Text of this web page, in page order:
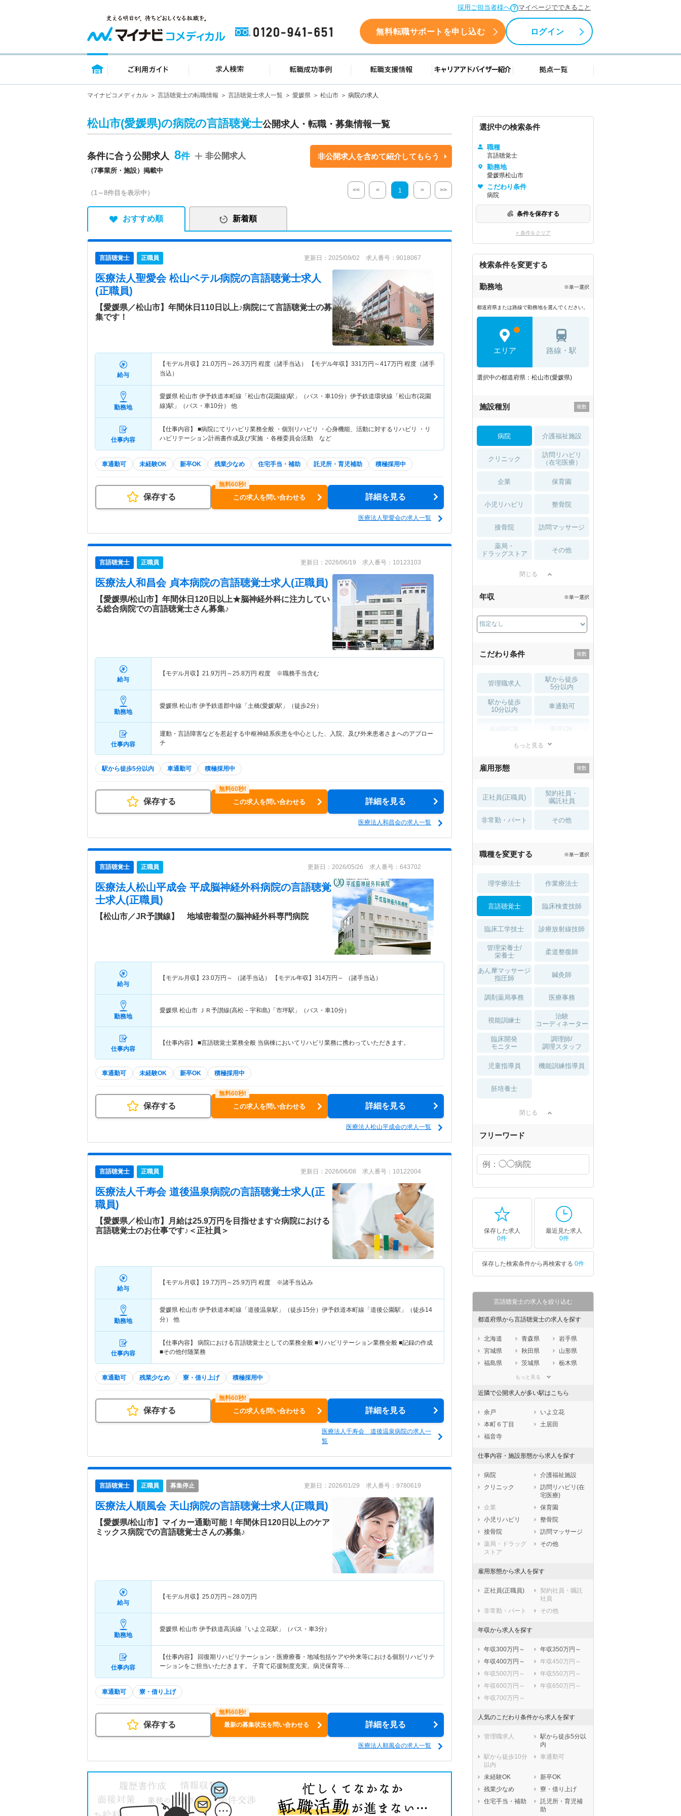
採用ご担当者様へ マイページでできること
0120-941-651 無料転職サポートを申し込む ログイン
トップページ ご利用ガイド 求人検索 転職成功事例 転職支援情報 キャリアアドバイザー紹介 拠点一覧
マイナビコメディカル 言語聴覚士の転職情報 言語聴覚士求人一覧 愛媛県 松山市 病院の求人
松山市(愛媛県)の病院の言語聴覚士公開求人・転職・募集情報一覧
条件に合う公開求人 8
（7事業所・施設）掲載中
非公開求人 非公開求人を含めて紹介してもらう
（1～8件目を表示中） << < 1 > >>
おすすめ順 新着順
言語聴覚士 正職員 更新日：2025/09/02 求人番号：9018067
医療法人聖愛会 松山ベテル病院の言語聴覚士求人
(正職員)
【愛媛県／松山市】年間休日110日以上♪病院にて言語聴覚士の募
集です！
給与
【モデル月収】 21.0万円～26.3万円 程度（諸手当込） 【モデル年収】 331万円～417万円 程度（諸手
当込）
勤務地
愛媛県 松山市 伊予鉄道本町線「松山市(花園線)駅」（バス・車10分）伊予鉄道環状線「松山市(花園
線)駅」（バス・車10分） 他
仕事内容
【仕事内容】 ■病院にてリハビリ業務全般 ・個別リハビリ ・心身機能、活動に対するリハビリ ・リ
ハビリテーション計画書作成及び実施 ・各種委員会活動 など
車通勤可 未経験OK 新卒OK 残業少なめ 住宅手当・補助 託児所・育児補助 積極採用中
保存する この求人を問い合わせる 詳細を見る
医療法人聖愛会の求人一覧
言語聴覚士 正職員 更新日：2026/06/19 求人番号：10123103
医療法人和昌会 貞本病院の言語聴覚士求人(正職員)
【愛媛県/松山市】年間休日120日以上★脳神経外科に注力してい
る総合病院での言語聴覚士さん募集♪
給与
【モデル月収】 21.9万円～25.8万円 程度 ※職務手当含む
勤務地
愛媛県 松山市 伊予鉄道郡中線「土橋(愛媛)駅」（徒歩2分）
仕事内容
運動・言語障害などを惹起する中枢神経系疾患を中心とした、入院、及び外来患者さまへのアプロー
チ
駅から徒歩5分以内 車通勤可 積極採用中
保存する この求人を問い合わせる 詳細を見る
医療法人和昌会の求人一覧
言語聴覚士 正職員 更新日：2026/05/26 求人番号：643702
医療法人松山平成会 平成脳神経外科病院の言語聴覚
士求人(正職員)
【松山市／JR予讃線】 地域密着型の脳神経外科専門病院
給与
【モデル月収】 23.0万円～ （諸手当込） 【モデル年収】 314万円～ （諸手当込）
勤務地
愛媛県 松山市 ＪＲ予讃線(高松－宇和島)「市坪駅」（バス・車10分）
仕事内容
【仕事内容】 ■言語聴覚士業務全般 当病棟においてリハビリ業務に携わっていただきます。
車通勤可 未経験OK 新卒OK 積極採用中
保存する この求人を問い合わせる 詳細を見る
医療法人松山平成会の求人一覧
言語聴覚士 正職員 更新日：2026/06/08 求人番号：10122004
医療法人千寿会 道後温泉病院の言語聴覚士求人(正
職員)
【愛媛県／松山市】月給は25.9万円を目指せます☆病院における
言語聴覚士のお仕事です♪＜正社員＞
給与
【モデル月収】 19.7万円～25.9万円 程度 ※諸手当込み
勤務地
愛媛県 松山市 伊予鉄道本町線「道後温泉駅」（徒歩15分）伊予鉄道本町線「道後公園駅」（徒歩14
分） 他
仕事内容
【仕事内容】 病院における言語聴覚士としての業務全般 ■リハビリテーション業務全般 ■記録の作成
■その他付随業務
車通勤可 残業少なめ 寮・借り上げ 積極採用中
保存する この求人を問い合わせる 詳細を見る
医療法人千寿会 道後温泉病院の求人一
覧
言語聴覚士 正職員 募集停止 更新日：2026/01/29 求人番号：9780619
医療法人順風会 天山病院の言語聴覚士求人(正職員)
【愛媛県/松山市】マイカー通勤可能！年間休日120日以上のケア
ミックス病院での言語聴覚士さんの募集♪
給与
【モデル月収】 25.0万円～28.0万円
勤務地
愛媛県 松山市 伊予鉄道高浜線「いよ立花駅」（バス・車3分）
仕事内容
【仕事内容】 回復期リハビリテーション・医療療養・地域包括ケアや外来等における個別リハビリテ
ーションをご担当いただきます。 子育て応援制度充実。病児保育等…
車通勤可 寮・借り上げ
保存する 最新の募集状況を問い合わせる 詳細を見る
医療法人順風会の求人一覧
選択中の検索条件
職種
言語聴覚士
勤務地
愛媛県松山市
こだわり条件
病院
条件を保存する
× 条件をクリア
検索条件を変更する
勤務地 ※単一選択
都道府県または路線で勤務地を選んでください。
エリア 路線・駅
選択中の都道府県：松山市(愛媛県)
施設種別
病院 介護福祉施設
クリニック
訪問リハビリ
（在宅医療）
企業 保育園
小児リハビリ 整骨院
接骨院 訪問マッサージ
薬局・
ドラッグストア
その他
閉じる
年収 ※単一選択
こだわり条件
管理職求人
駅から徒歩
5分以内
駅から徒歩
10分以内
車通勤可
住宅手当・補助
土日祝休 無資格 OK
積極採用中 WEB面接OK
もっと見る
雇用形態
正社員(正職員)
契約社員・
嘱託社員
非常勤・パート その他
職種を変更する ※単一選択
理学療法士 作業療法士
言語聴覚士 臨床検査技師
臨床工学技士 診療放射線技師
管理栄養士/
栄養士
柔道整復師
あん摩マッサージ
指圧師
鍼灸師
調剤薬局事務 医療事務
視能訓練士
治験
コーディネーター
臨床開発
モニター
調理師/
調理スタッフ
児童指導員 機能訓練指導員
胚培養士
閉じる
フリーワード
保存した求人
0件
最近見た求人
0件
保存した検索条件から再検索する 0件
言語聴覚士の求人を絞り込む
都道府県から言語聴覚士の求人を探す
北海道 青森県
岩手県
宮城県
秋田県
山形県
福島県
茨城県
栃木県
埼玉県
石川県
福井県
岐阜県
静岡県
愛知県
滋賀県
鳥取県
島根県
岡山県
広島県
山口県
徳島県
香川県
愛媛県
高知県
長崎県
熊本県
大分県
鹿児島県
沖縄県
もっと見る
近隣で公開求人が多い駅はこちら
余戸
いよ立花
本町６丁目
土居田
福音寺
仕事内容・施設形態から求人を探す
病院
介護福祉施設
クリニック
訪問リハビリ(在
宅医療)
企業
保育園
小児リハビリ
整骨院
接骨院
訪問マッサージ
薬局・ドラッグ
ストア
その他
雇用形態から求人を探す
正社員(正職員)
契約社員・嘱託
社員
非常勤・パート
その他
年収から求人を探す
年収300万円～
年収350万円～
年収400万円～
年収450万円～
年収500万円～
年収550万円～
年収600万円～
年収650万円～
年収700万円～
人気のこだわり条件から求人を探す
管理職求人
駅から徒歩5分以
内
駅から徒歩10分
以内
車通勤可
未経験OK
新卒OK
残業少なめ
寮・借り上げ
住宅手当・補助
託児所・育児補
助